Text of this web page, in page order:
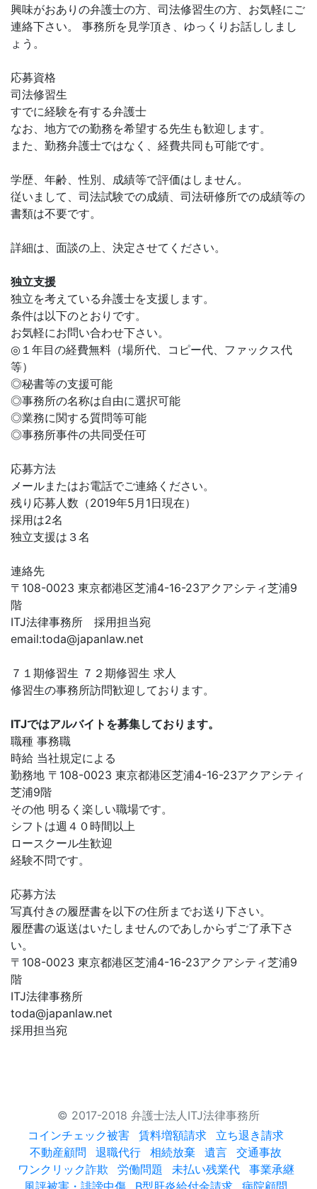
興味がおありの弁護士の方、司法修習生の方、お気軽にご
連絡下さい。 事務所を見学頂き、ゆっくりお話ししまし
ょう。
応募資格
司法修習生
すでに経験を有する弁護士
なお、地方での勤務を希望する先生も歓迎します。
また、勤務弁護士ではなく、経費共同も可能です。
学歴、年齢、性別、成績等で評価はしません。
従いまして、司法試験での成績、司法研修所での成績等の
書類は不要です。
詳細は、面談の上、決定させてください。
独立支援
独立を考えている弁護士を支援します。
条件は以下のとおりです。
お気軽にお問い合わせ下さい。
◎１年目の経費無料（場所代、コピー代、ファックス代
等）
◎秘書等の支援可能
◎事務所の名称は自由に選択可能
◎業務に関する質問等可能
◎事務所事件の共同受任可
応募方法
メールまたはお電話でご連絡ください。
残り応募人数（2019年5月1日現在）
採用は2名
独立支援は３名
連絡先
〒108-0023 東京都港区芝浦4-16-23アクアシティ芝浦9
階
ITJ法律事務所 採用担当宛
email:toda@japanlaw.net
７１期修習生 ７２期修習生 求人
修習生の事務所訪問歓迎しております。
ITJではアルバイトを募集しております。
職種 事務職
時給 当社規定による
勤務地 〒108-0023 東京都港区芝浦4-16-23アクアシティ
芝浦9階
その他 明るく楽しい職場です。
シフトは週４０時間以上
ロースクール生歓迎
経験不問です。
応募方法
写真付きの履歴書を以下の住所までお送り下さい。
履歴書の返送はいたしませんのであしからずご了承下さ
い。
〒108-0023 東京都港区芝浦4-16-23アクアシティ芝浦9
階
ITJ法律事務所
toda@japanlaw.net
採用担当宛
© 2017-2018 弁護士法人ITJ法律事務所
コインチェック被害
賃料増額請求
立ち退き請求
不動産顧問
退職代行 相続放棄 遺言
交通事故
ワンクリック詐欺
労働問題 未払い残業代
事業承継
風評被害・誹謗中傷
B型肝炎給付金請求 病院顧問